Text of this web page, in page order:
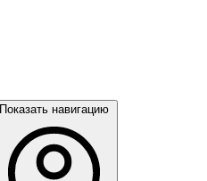
Показать навигацию